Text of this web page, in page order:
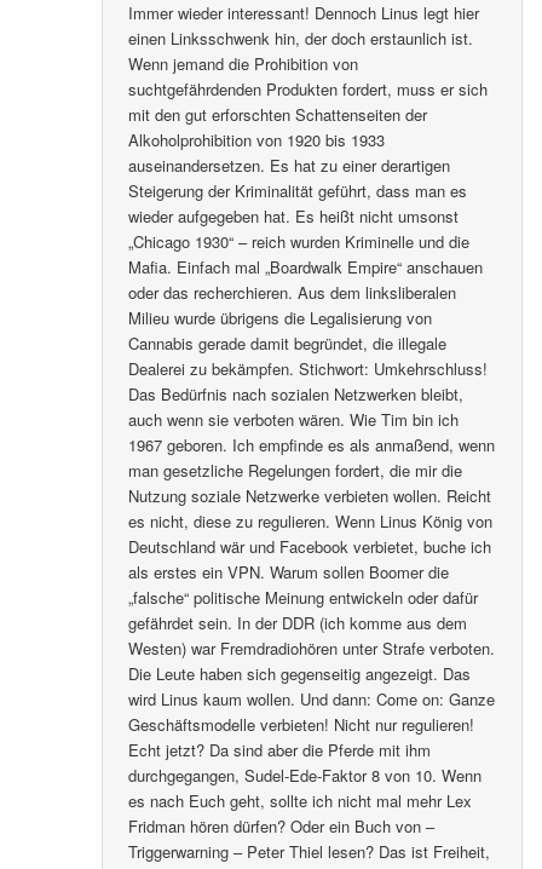
Immer wieder interessant! Dennoch Linus legt hier
einen Linksschwenk hin, der doch erstaunlich ist.
Wenn jemand die Prohibition von
suchtgefährdenden Produkten fordert, muss er sich
mit den gut erforschten Schattenseiten der
Alkoholprohibition von 1920 bis 1933
auseinandersetzen. Es hat zu einer derartigen
Steigerung der Kriminalität geführt, dass man es
wieder aufgegeben hat. Es heißt nicht umsonst
„Chicago 1930“ – reich wurden Kriminelle und die
Mafia. Einfach mal „Boardwalk Empire“ anschauen
oder das recherchieren. Aus dem linksliberalen
Milieu wurde übrigens die Legalisierung von
Cannabis gerade damit begründet, die illegale
Dealerei zu bekämpfen. Stichwort: Umkehrschluss!
Das Bedürfnis nach sozialen Netzwerken bleibt,
auch wenn sie verboten wären. Wie Tim bin ich
1967 geboren. Ich empfinde es als anmaßend, wenn
man gesetzliche Regelungen fordert, die mir die
Nutzung soziale Netzwerke verbieten wollen. Reicht
es nicht, diese zu regulieren. Wenn Linus König von
Deutschland wär und Facebook verbietet, buche ich
als erstes ein VPN. Warum sollen Boomer die
„falsche“ politische Meinung entwickeln oder dafür
gefährdet sein. In der DDR (ich komme aus dem
Westen) war Fremdradiohören unter Strafe verboten.
Die Leute haben sich gegenseitig angezeigt. Das
wird Linus kaum wollen. Und dann: Come on: Ganze
Geschäftsmodelle verbieten! Nicht nur regulieren!
Echt jetzt? Da sind aber die Pferde mit ihm
durchgegangen, Sudel-Ede-Faktor 8 von 10. Wenn
es nach Euch geht, sollte ich nicht mal mehr Lex
Fridman hören dürfen? Oder ein Buch von –
Triggerwarning – Peter Thiel lesen? Das ist Freiheit,